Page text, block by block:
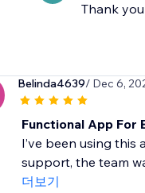
Thank
Belinda4639/ Dec 6,
Functional App For
I’ve been using
support, the team
더보기